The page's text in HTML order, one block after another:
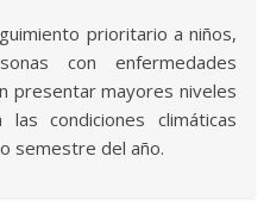
prioritario a niños,
con enfermedades
presentar mayores niveles
condiciones climáticas
semestre del año.